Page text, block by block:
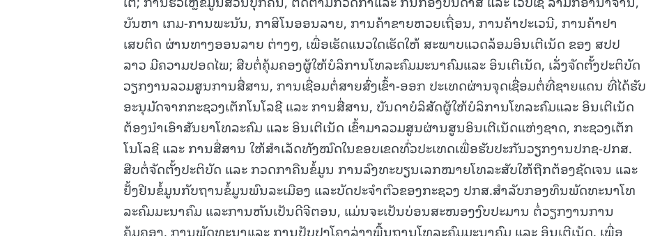
ບັນຫາ ເກມ-ການພະນັນ, ກາສິໂນອອນລາຍ, ການຄ້າຂາຍຫວຍເຖື່ອນ, ການຄ້າປະເວນີ, ການຄ້າຢາ
ເສບຕິດ ຜ່ານທາງອອນລາຍ ຕ່າງໆ, ເພື່ອເຮັດແນວໃດເຮັດໃຫ້ ສະພາບແວດລ້ອມອິນເຕີເນັດ ຂອງ ສປປ
ລາວ ມີຄວາມປອດໄພ; ສືບຕໍ່ຄຸ້ມຄອງຜູ້ໃຫ້ບໍລິການໂທລະຄົມມະນາຄົມແລະ ອິນເຕີເນັດ, ເລັ່ງຈັດຕັ້ງປະຕິບັດ
ວຽກງານລວມສູນການສື່ສານ, ການເຊື່ອມຕໍ່ສາຍສົ່ງເຂົ້າ-ອອກ ປະເທດຜ່ານຈຸດເຊື່ອມຕໍ່ທີ່ຊາຍແດນ ທີ່ໄດ້ຮັບ
ອະນຸມັດຈາກກະຊວງເຕັກໂນໂລຊີ ແລະ ການສື່ສານ, ບັນດາບໍລິສັດຜູ້ໃຫ້ບໍລິການໂທລະຄົມແລະ ອິນເຕີເນັດ
ຕ້ອງນໍາເອົາສັນຍາໂທລະຄົມ ແລະ ອິນເຕີເນັດ ເຂົ້າມາລວມສູນຜ່ານສູນອິນເຕີເນັດແຫ່ງຊາດ, ກະຊວງເຕັກ
ໂນໂລຊີ ແລະ ການສື່ສານ ໃຫ້ສຳເລັດທັງໝົດໃນຂອບເຂດທົ່ວປະເທດເພື່ອຮັບປະກັນວຽກງານປກຊ-ປກສ.
ສືບຕໍ່ຈັດຕັ້ງປະຕິບັດ ແລະ ກວດກາຄືນຂໍ້ມູນ ການລົງທະບຽນເລກໝາຍໂທລະສັບໃຫ້ຖືກຕ້ອງຊັດເຈນ ແລະ
ຢັ້ງຢືນຂໍ້ມູນກັບຖານຂໍ້ມູນພົນລະເມືອງ ແລະບັດປະຈໍາຕົວຂອງກະຊວງ ປກສ.ສໍາລັບກອງທຶນພັດທະນາໂທ
ລະຄົມມະນາຄົມ ແລະການຫັນເປັນດີຈີຕອນ, ແມ່ນຈະເປັນບ່ອນສະໜອງງົບປະມານ ຕໍ່ວຽກງານການ
ຄຸ້ມຄອງ, ການພັດທະນາແລະ ການປັບປຸງໂຄງລ່າງພື້ນຖານໂທລະຄົມມະນາຄົມ ແລະ ອິນເຕີເນັດ. ເພື່ອ